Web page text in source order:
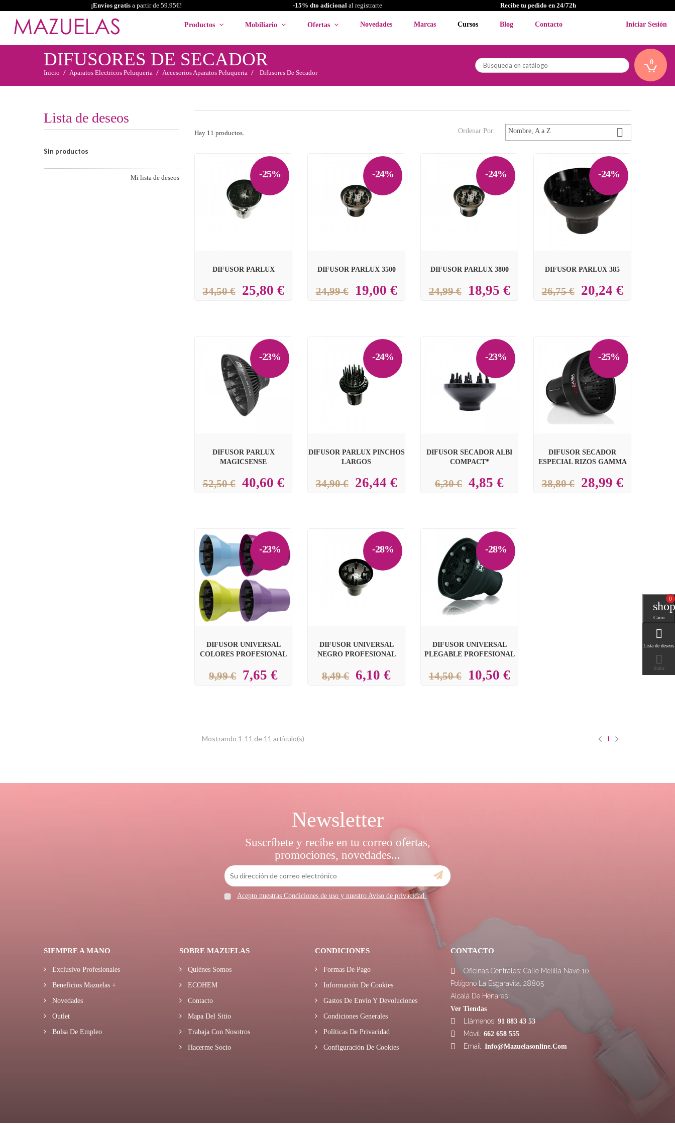
¡Envíos gratisa partir de 59.95€! -15% dto adicionalal registrarte Recibe tu pedido en 24/72h
Productos Mobiliario Ofertas Novedades Marcas Cursos Blog Contacto Iniciar Sesión
0
DIFUSORES DE SECADOR
Inicio Aparatos Electricos Peluqueria Accesorios Aparatos Peluqueria Difusores De Secador
Lista de deseos
Sin productos
Mi lista de deseos
Hay 11 productos. Ordenar Por: Nombre, A a Z 
-25%

DIFUSOR PARLUX
34,50 € 25,80 €
-24%
DIFUSOR PARLUX 3500
24,99 € 19,00 €
-24%
DIFUSOR PARLUX 3800
24,99 € 18,95 €
-24%

DIFUSOR PARLUX 385
26,75 € 20,24 €
-23%

DIFUSOR PARLUX
MAGICSENSE
52,50 € 40,60 €
-24%
DIFUSOR PARLUX PINCHOS
LARGOS
34,90 € 26,44 €
-23%
DIFUSOR SECADOR ALBI
COMPACT*
6,30 € 4,85 €
-25%

DIFUSOR SECADOR
ESPECIAL RIZOS GAMMA
38,80 € 28,99 €
-23%

DIFUSOR UNIVERSAL
COLORES PROFESIONAL
9,99 € 7,65 €
-28%
DIFUSOR UNIVERSAL
NEGRO PROFESIONAL
8,49 € 6,10 €
-28%

DIFUSOR UNIVERSAL
PLEGABLE PROFESIONAL
14,50 € 10,50 €
Mostrando 1-11 de 11 artículo(s) 1
Newsletter
Suscríbete y recibe en tu correo ofertas,
promociones, novedades...
Acepto nuestras Condiciones de uso y nuestro Aviso de privacidad.
SIEMPRE A MANO
Exclusivo Profesionales
Beneficios Mazuelas +
Novedades
Outlet
Bolsa De Empleo
SOBRE MAZUELAS
Quiénes Somos
ECOHEM
Contacto
Mapa Del Sitio
Trabaja Con Nosotros
Hacerme Socio
CONDICIONES
Formas De Pago
Información De Cookies
Gastos De Envío Y Devoluciones
Condiciones Generales
Políticas De Privacidad
Configuración De Cookies
CONTACTO

Oficinas Centrales: Calle Melilla Nave 10.
Polígono La Esgaravita, 28805
Alcalá De Henares
Ver Tiendas
 Llámenos: 91 883 43 53
 Móvil: 662 658 555
 Email: Info@mazuelasonline.com
Carro
0

Lista de deseos
0

Subir